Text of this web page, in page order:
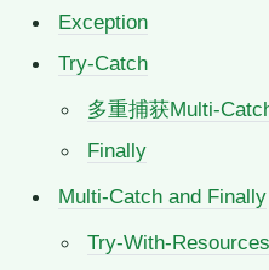
Exception
Try-Catch
多重捕获Multi-
Finally
Multi-Catch and Finally
Try-With-Resources